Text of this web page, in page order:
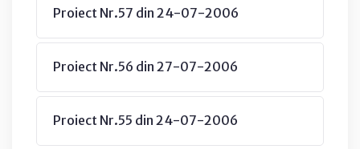
Proiect Nr.57 din 24-07-2006
Proiect Nr.56 din 27-07-2006
Proiect Nr.55 din 24-07-2006